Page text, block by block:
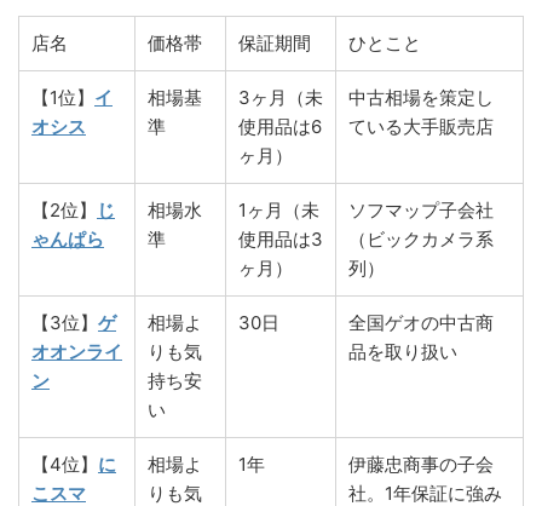
店名 価格帯 保証期間 ひとこと
【1位】 イ
オシス
相場基
準
3ヶ月（未
使用品は6
ヶ月）
中古相場を策定し
ている大手販売店
【2位】
じ
ゃんぱら
相場水
準
1ヶ月（未
使用品は3
ヶ月）
ソフマップ子会社
（ビックカメラ系
列）
【3位】 ゲ
オオンライ
ン
相場よ
りも気
持ち安
い
30日
全国ゲオの中古商
品を取り扱い
【4位】 に
こスマ
相場よ
りも気
1年
伊藤忠商事の子会
社。1年保証に強み